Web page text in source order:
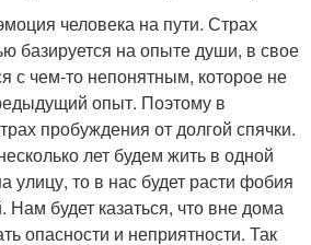
человека на пути. Страх
базируется на опыте души, в свое
с чем-то непонятным, которое не
опыт. Поэтому в
пробуждения от долгой спячки.
лет будем жить в одной
улицу, то в нас будет расти фобия
Нам будет казаться, что вне дома
опасности и неприятности. Так